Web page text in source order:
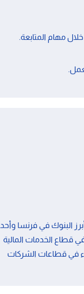
مهام المتابعة.
البنوك في فرنسا وأحد
2006، وحققت دورًا فعالًا في قطاع الخدمات المالية
في قطاعات الشركات